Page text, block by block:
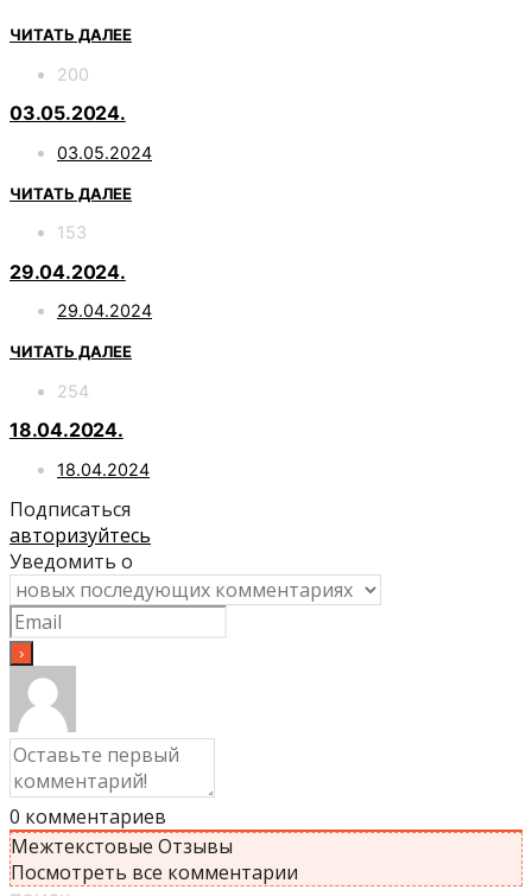
ЧИТАТЬ ДАЛЕЕ
200
03.05.2024.
03.05.2024
ЧИТАТЬ ДАЛЕЕ
153
29.04.2024.
29.04.2024
ЧИТАТЬ ДАЛЕЕ
254
18.04.2024.
18.04.2024
Подписаться
авторизуйтесь
Уведомить о
0 комментариев
Межтекстовые Отзывы
Посмотреть все комментарии